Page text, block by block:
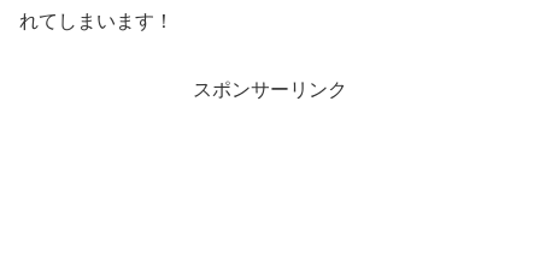
れてしまいます！
スポンサーリンク